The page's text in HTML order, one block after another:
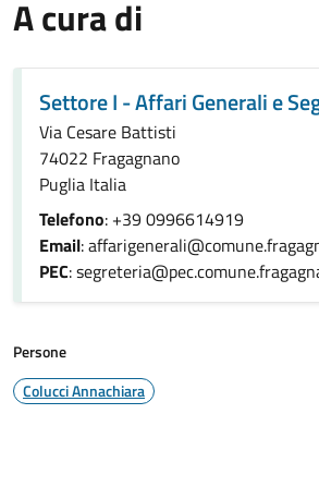
A cura di
Settore I - Affari Generali e
Via Cesare Battisti
74022 Fragagnano
Puglia Italia
Telefono: +39 0996614919
Email:
PEC:
Persone
Colucci Annachiara